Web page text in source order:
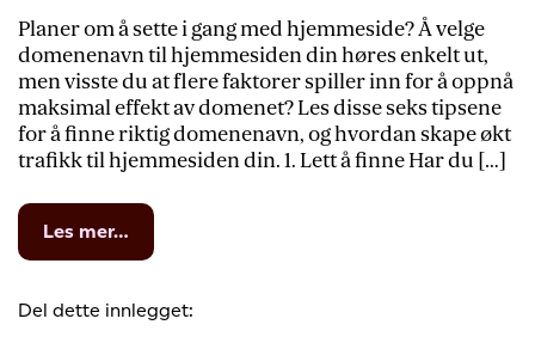
Planer om å sette i gang med hjemmeside? Å velge
domenenavn til hjemmesiden din høres enkelt ut,
men visste du at flere faktorer spiller inn for å oppnå
maksimal effekt av domenet? Les disse seks tipsene
for å finne riktig domenenavn, og hvordan skape økt
trafikk til hjemmesiden din. 1. Lett å finne Har du […]
Les mer…
for
Del dette innlegget: